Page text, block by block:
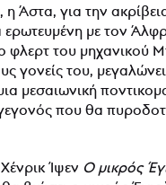
Άστα, για την
με τον
φλερτ του
γονείς του,
μεσαιωνική
που θα
Ίψεν Ο μικρός